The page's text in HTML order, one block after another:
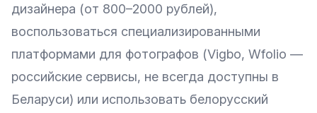
дизайнера (от 800–2000 рублей),
воспользоваться специализированными
платформами для фотографов (Vigbo, Wfolio —
российские сервисы, не всегда доступны в
Беларуси) или использовать белорусский